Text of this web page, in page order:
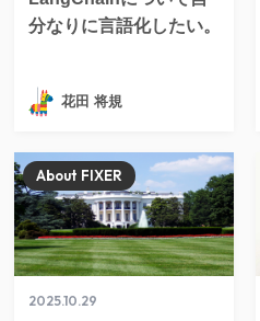
分なりに言語化したい。
花田 将規
2025.10.29
About FIXER